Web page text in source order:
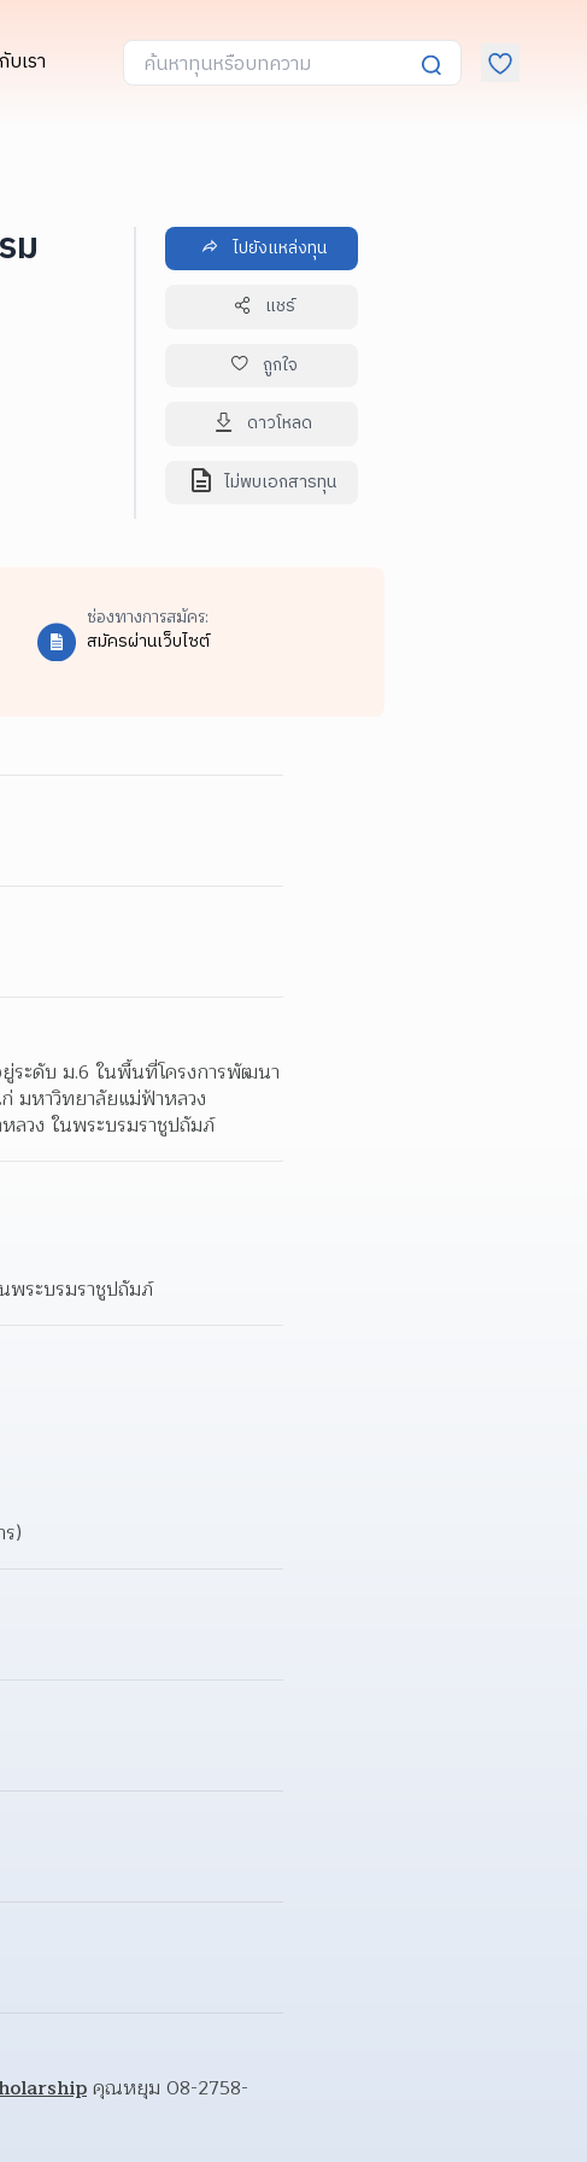
บเรา
ม ไปยังแหล่งทุน
แชร์
ถูกใจ
ดาวโหลด
ไม่พบเอกสารทุน
ช่องทางการสมัคร:
สมัครผ่านเว็บไซต์
ระดับ ม.6 ในพื้นที่โครงการพัฒนา
มหาวิทยาลัยแม่ฟ้าหลวง
ลวง ในพระบรมราชูปถัมภ์
พระบรมราชูปถัมภ์
)
คุณหยุม 08-2758-